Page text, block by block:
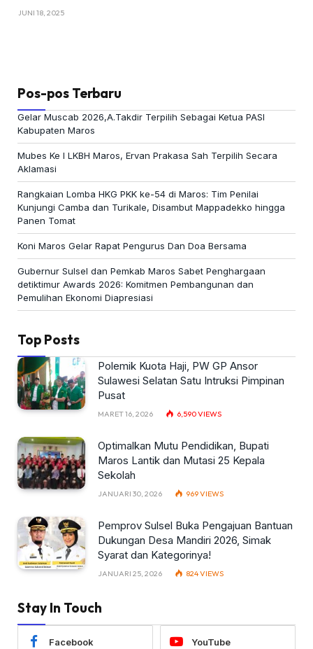
JUNI 18, 2025
Pos-pos Terbaru
Gelar Muscab 2026,A.Takdir Terpilih Sebagai Ketua PASI
Kabupaten Maros
Mubes Ke I LKBH Maros, Ervan Prakasa Sah Terpilih Secara
Aklamasi
Rangkaian Lomba HKG PKK ke-54 di Maros: Tim Penilai
Kunjungi Camba dan Turikale, Disambut Mappadekko hingga
Panen Tomat
Koni Maros Gelar Rapat Pengurus Dan Doa Bersama
Gubernur Sulsel dan Pemkab Maros Sabet Penghargaan
detiktimur Awards 2026: Komitmen Pembangunan dan
Pemulihan Ekonomi Diapresiasi
Top Posts
Polemik Kuota Haji, PW GP Ansor
Sulawesi Selatan Satu Intruksi Pimpinan
Pusat
MARET 16, 2026 6,590VIEWS
Optimalkan Mutu Pendidikan, Bupati
Maros Lantik dan Mutasi 25 Kepala
Sekolah
JANUARI 30, 2026 969VIEWS
Pemprov Sulsel Buka Pengajuan Bantuan
Dukungan Desa Mandiri 2026, Simak
Syarat dan Kategorinya!
JANUARI 25, 2026 824VIEWS
Stay In Touch
Facebook YouTube